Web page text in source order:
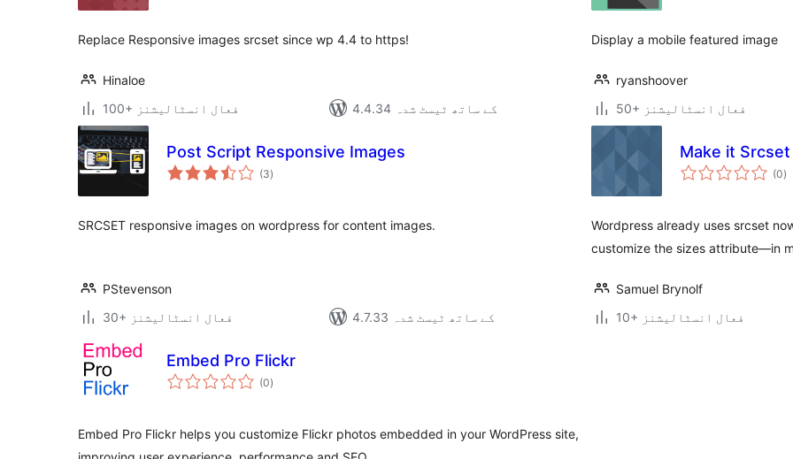
Replace Responsive images srcset since wp 4.4 to https!
Hinaloe
100+ فعال انسٹالیشنز
4.4.34 کے ساتھ ٹیسٹ شدہ
Display a mobile featured image
ryanshoover
50+ فعال انسٹالیشنز
Post Script Responsive Images
(3مجموعی
درجہ
)
SRCSET responsive images on wordpress for content images.
PStevenson
30+ فعال انسٹالیشنز
4.7.33 کے ساتھ ٹیسٹ شدہ
Make it Srcset
(0)
Wordpress already uses srcset
customize the sizes attribute—in
Samuel Brynolf
10+ فعال انسٹالیشنز
Embed Pro Flickr
(0مجموعی
درجہ
)
Embed Pro Flickr helps you customize Flickr photos embedded in your WordPress site,